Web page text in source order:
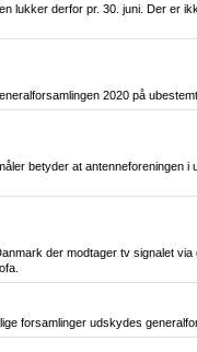
lukker derfor pr. 30. juni. Der er
2020 på
betyder at antenneforeningen
der modtager tv signalet
forsamlinger udskydes